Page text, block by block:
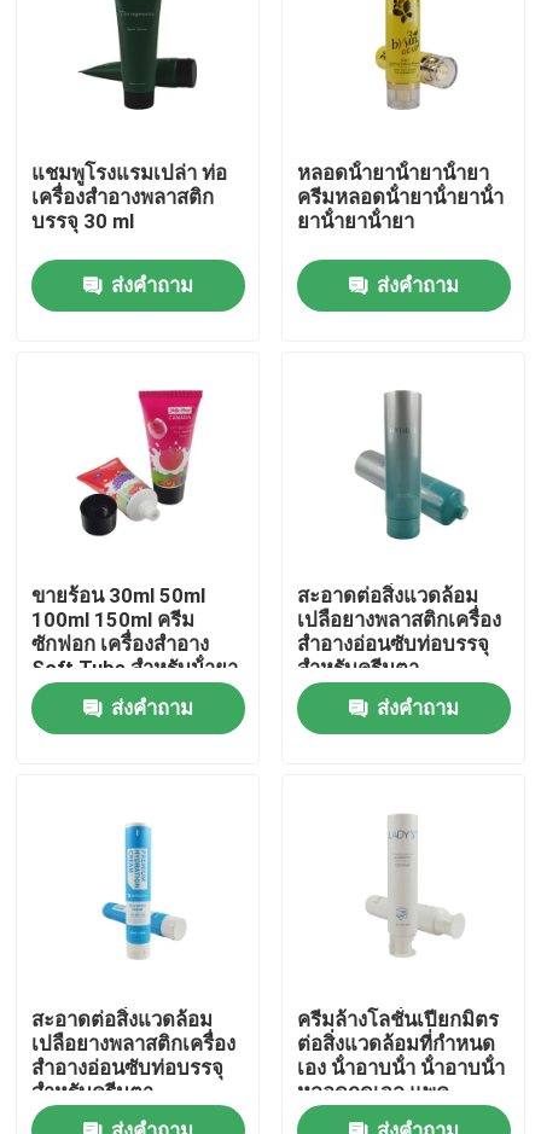
สินค้า
เกี่ยวกับเรา
ทัวร์โรงงาน
การควบคุมคุณภาพ
ท่อเสริมกาย
หลอดสกัด
หลอดเครื่องสำอางเปล่า
แชมพูโรงแรมเปล่า ท่อ
เครื่องสําอางพลาสติก
บรรจุ 30 ml
ส่งคำถาม
หลอดน้ํายาน้ํายาน้ํายา
ครีมหลอดน้ํายาน้ํายาน้ํา
ยาน้ํายาน้ํายา
ส่งคำถาม
ขายร้อน 30ml 50ml
100ml 150ml ครีม
ซักฟอก เครื่องสําอาง
Soft Tube สําหรับน้ํายา
ผสมร่างกาย ครีมมือ
เครื่องสําอางท่อ
ส่งคำถาม
สะอาดต่อสิ่งแวดล้อม
เปลือยางพลาสติกเครื่อง
สําอางอ่อนซับท่อบรรจุ
สําหรับครีมตา
ส่งคำถาม
สะอาดต่อสิ่งแวดล้อม
เปลือยางพลาสติกเครื่อง
สําอางอ่อนซับท่อบรรจุ
สําหรับครีมตา
ครีมล้างโลชั่นเปียกมิตร
ต่อสิ่งแวดล้อมที่กําหนด
เอง น้ําอาบน้ํา น้ําอาบน้ํา
หลอดกดเจล แพค
พลาสติกหลอดอ่อน